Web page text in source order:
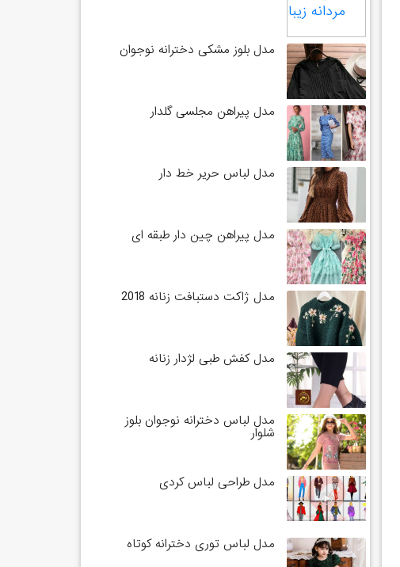
مدل بلوز مشکی دخترانه نوجوان
مدل پیراهن مجلسی گلدار
مدل لباس حریر خط دار
مدل پیراهن چین دار طبقه ای
مدل ژاکت دستبافت زنانه 2018
مدل کفش طبی لژدار زنانه
مدل لباس دخترانه نوجوان بلوز
شلوار
مدل طراحی لباس کردی
مدل لباس توری دخترانه کوتاه